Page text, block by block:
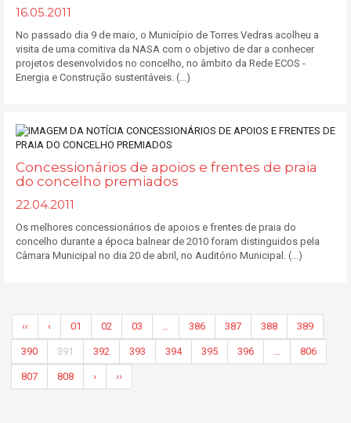
16.05.2011
No passado dia 9 de maio, o Município de Torres Vedras acolheu a
visita de uma comitiva da NASA com o objetivo de dar a conhecer
projetos desenvolvidos no concelho, no âmbito da Rede ECOS -
Energia e Construção sustentáveis. (...)
Concessionários de apoios e frentes de praia
do concelho premiados
22.04.2011
Os melhores concessionários de apoios e frentes de praia do
concelho durante a época balnear de 2010 foram distinguidos pela
Câmara Municipal no dia 20 de abril, no Auditório Municipal. (...)
‹‹ ‹ 01 02 03 386 387 388 389
390 391 392 393 394 395 396 806
807 808 › ››